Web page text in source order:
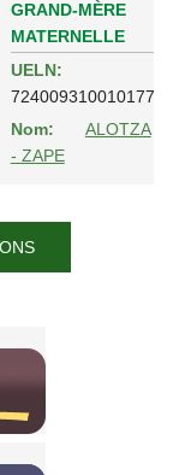
GRAND-MÈRE
MATERNELLE
UELN:
724009310010177
Nom:
ALOTZA
- ZAPE